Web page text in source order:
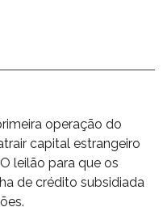
operação do
capital estrangeiro
leilão para que os
de crédito subsidiada